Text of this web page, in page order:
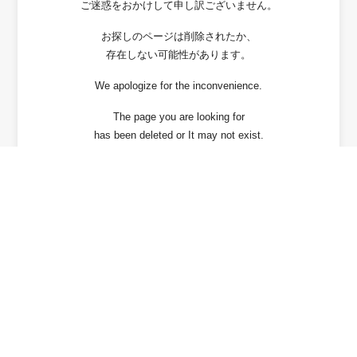
ご迷惑をおかけして申し訳ございません。
お探しのページは削除されたか、
存在しない可能性があります。
We apologize for the inconvenience.
The page you are looking for
has been deleted or It may not exist.